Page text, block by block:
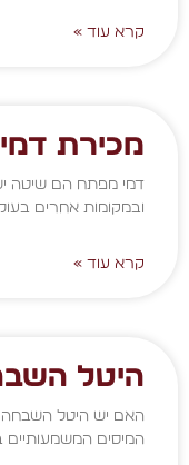
קרא עוד »
מכירת
דמי מפתח הם שיטה
ובמקומות אחרים
קרא עוד »
היטל
האם יש היטל השבחה
המיסים המשמעותיים